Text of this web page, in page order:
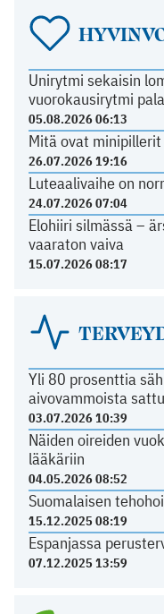
Unirytmi sekaisin
vuorokausirytmi
05.08.2026 06:13
Mitä ovat
26.07.2026 19:16
Luteaalivaihe on
24.07.2026 07:04
Elohiiri silmässä –
vaaraton vaiva
15.07.2026 08:17
Yli 80 prosenttia
aivovammoista
03.07.2026 10:39
Näiden oireiden
lääkäriin
04.05.2026 08:52
Suomalaisen
15.12.2025 08:19
Espanjassa
07.12.2025 13:59